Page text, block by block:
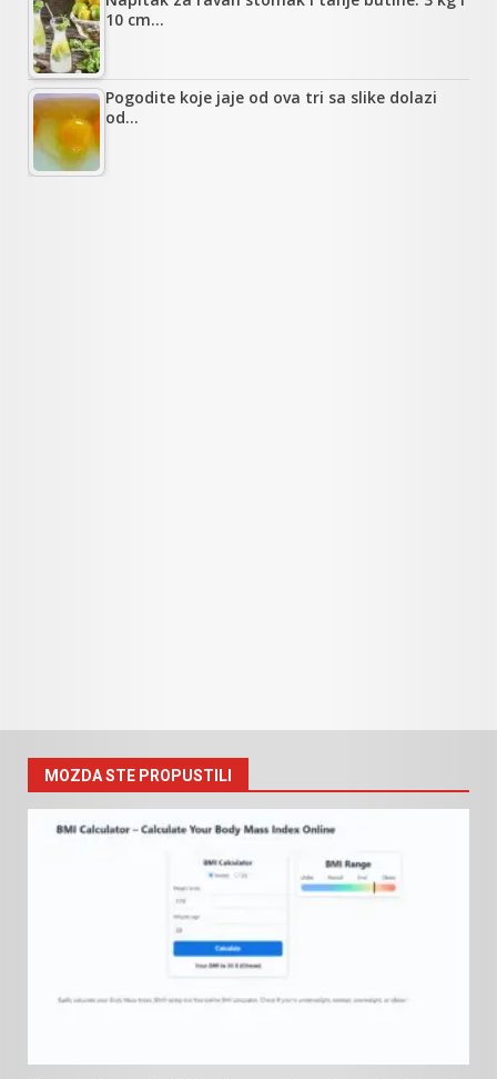
10 cm…
Pogodite koje jaje od ova tri sa slike dolazi
od…
MOZDA STE PROPUSTILI